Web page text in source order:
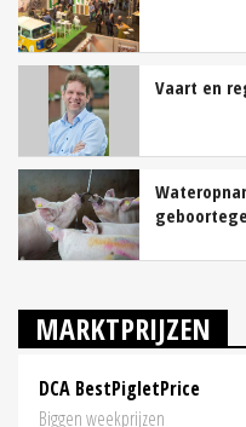
Vaart en
MARKTPRIJZEN
DCA BestPigletPrice
Biggen weekprijzen